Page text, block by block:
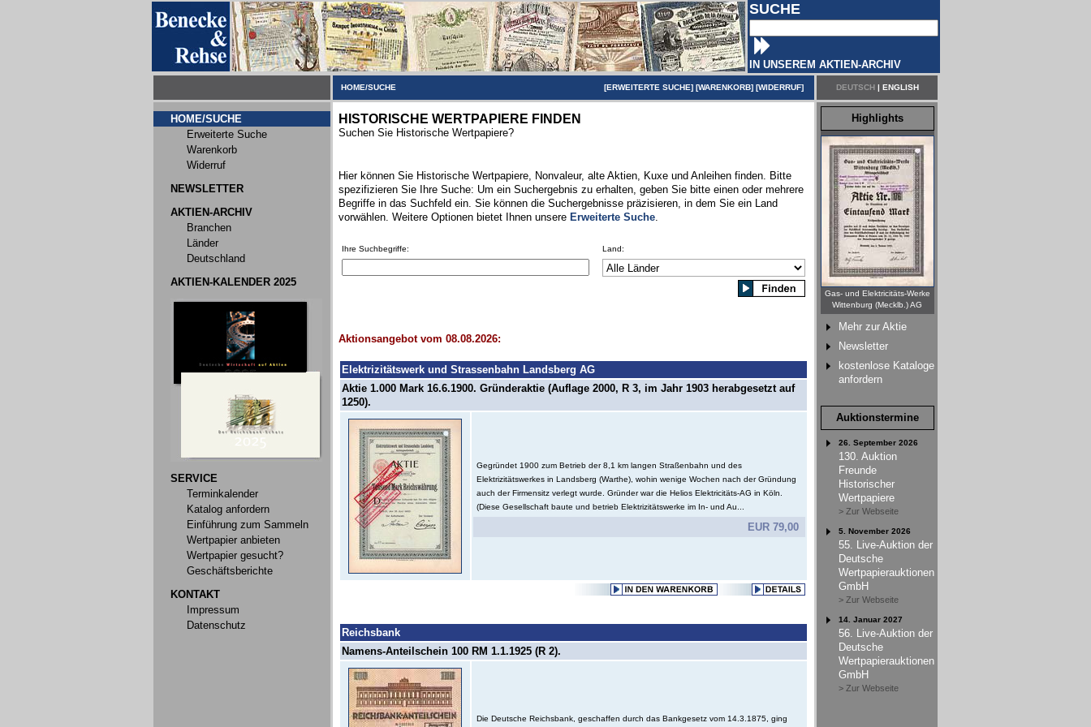
SUCHE
IN UNSEREM AKTIEN-ARCHIV
HOME/SUCHE [ERWEITERTE SUCHE] [WARENKORB] [WIDERRUF] DEUTSCH| ENGLISH
HOME/SUCHE
Erweiterte Suche
Warenkorb
Widerruf
NEWSLETTER
AKTIEN-ARCHIV
Branchen
Länder
Deutschland
AKTIEN-KALENDER 2025
SERVICE
Terminkalender
Katalog anfordern
Einführung zum Sammeln
Wertpapier anbieten
Wertpapier gesucht?
Geschäftsberichte
KONTAKT
Impressum
Datenschutz
HISTORISCHE WERTPAPIERE FINDEN
Suchen Sie Historische Wertpapiere?
Hier können Sie Historische Wertpapiere, Nonvaleur, alte Aktien, Kuxe und Anleihen finden. Bitte
spezifizieren Sie Ihre Suche: Um ein Suchergebnis zu erhalten, geben Sie bitte einen oder mehrere
Begriffe in das Suchfeld ein. Sie können die Suchergebnisse präzisieren, in dem Sie ein Land
vorwählen. Weitere Optionen bietet Ihnen unsere Erweiterte Suche.
Ihre Suchbegriffe: Land:
Aktionsangebot vom 08.08.2026:
Elektrizitätswerk und Strassenbahn Landsberg AG
Aktie 1.000 Mark 16.6.1900. Gründeraktie (Auflage 2000, R 3, im Jahr 1903 herabgesetzt auf
1250).
Gegründet 1900 zum Betrieb der 8,1 km langen Straßenbahn und des
Elektrizitätswerkes in Landsberg (Warthe), wohin wenige Wochen nach der Gründung
auch der Firmensitz verlegt wurde. Gründer war die Helios Elektricitäts-AG in Köln.
(Diese Gesellschaft baute und betrieb Elektrizitätswerke im In- und Au...
EUR 79,00
Reichsbank
Namens-Anteilschein 100 RM 1.1.1925 (R 2).
Die Deutsche Reichsbank, geschaffen durch das Bankgesetz vom 14.3.1875, ging
Highlights
Gas- und Elektricitäts-Werke
Wittenburg (Mecklb.) AG
Mehr zur Aktie
Newsletter
kostenlose Kataloge
anfordern
Auktionstermine
26. September 2026
130. Auktion
Freunde
Historischer
Wertpapiere
> Zur Webseite
5. November 2026
55. Live-Auktion der
Deutsche
Wertpapierauktionen
GmbH
> Zur Webseite
14. Januar 2027
56. Live-Auktion der
Deutsche
Wertpapierauktionen
GmbH
> Zur Webseite